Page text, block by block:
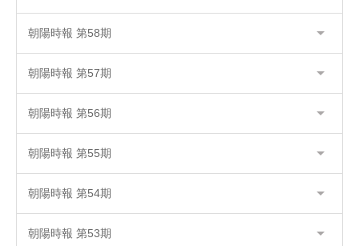
朝陽時報 第58期
朝陽時報 第57期
朝陽時報 第56期
朝陽時報 第55期
朝陽時報 第54期
朝陽時報 第53期